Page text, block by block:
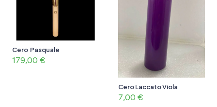
Cero Pasquale
179,00 €
Cero Laccato Viola
7,00 €